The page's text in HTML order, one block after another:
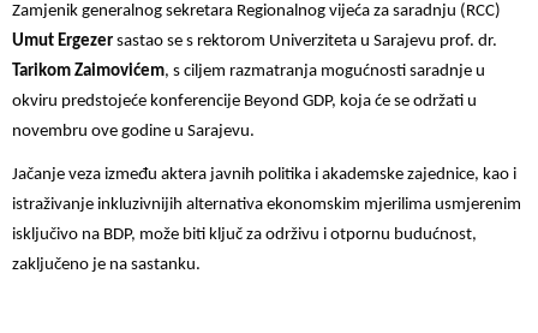
Zamjenik generalnog sekretara Regionalnog vijeća za saradnju (RCC)
Umut Ergezer sastao se s rektorom Univerziteta u Sarajevu prof. dr.
Tarikom Zaimovićem, s ciljem razmatranja mogućnosti saradnje u
okviru predstojeće konferencije Beyond GDP, koja će se održati u
novembru ove godine u Sarajevu.
Jačanje veza između aktera javnih politika i akademske zajednice, kao i
istraživanje inkluzivnijih alternativa ekonomskim mjerilima usmjerenim
isključivo na BDP, može biti ključ za održivu i otpornu budućnost,
zaključeno je na sastanku.